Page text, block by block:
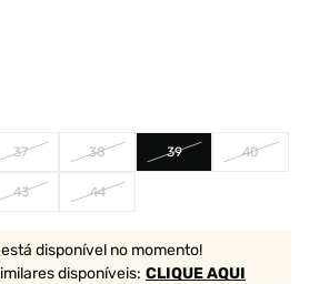
37 38 39 40
43 44
disponível no momento!
disponíveis: CLIQUE AQUI